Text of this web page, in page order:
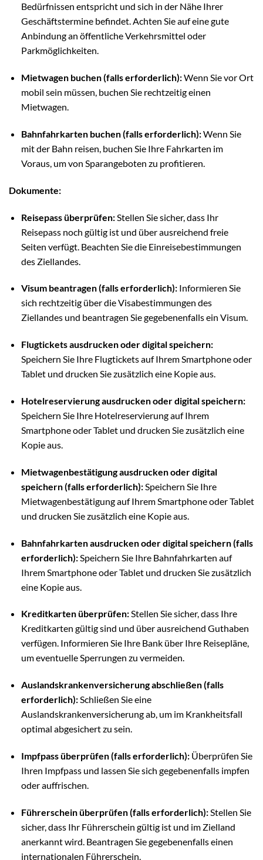
Bedürfnissen entspricht und sich in der Nähe Ihrer
Geschäftstermine befindet. Achten Sie auf eine gute
Anbindung an öffentliche Verkehrsmittel oder
Parkmöglichkeiten.
Mietwagen buchen (falls erforderlich):Wenn Sie vor Ort
mobil sein müssen, buchen Sie rechtzeitig einen
Mietwagen.
Bahnfahrkarten buchen (falls erforderlich):Wenn Sie
mit der Bahn reisen, buchen Sie Ihre Fahrkarten im
Voraus, um von Sparangeboten zu profitieren.
Dokumente:
Reisepass überprüfen:Stellen Sie sicher, dass Ihr
Reisepass noch gültig ist und über ausreichend freie
Seiten verfügt. Beachten Sie die Einreisebestimmungen
des Ziellandes.
Visum beantragen (falls erforderlich):Informieren Sie
sich rechtzeitig über die Visabestimmungen des
Ziellandes und beantragen Sie gegebenenfalls ein Visum.
Flugtickets ausdrucken oder digital speichern:
Speichern Sie Ihre Flugtickets auf Ihrem Smartphone oder
Tablet und drucken Sie zusätzlich eine Kopie aus.
Hotelreservierung ausdrucken oder digital speichern:
Speichern Sie Ihre Hotelreservierung auf Ihrem
Smartphone oder Tablet und drucken Sie zusätzlich eine
Kopie aus.
Mietwagenbestätigung ausdrucken oder digital
speichern (falls erforderlich):Speichern Sie Ihre
Mietwagenbestätigung auf Ihrem Smartphone oder Tablet
und drucken Sie zusätzlich eine Kopie aus.
Bahnfahrkarten ausdrucken oder digital speichern (falls
erforderlich):Speichern Sie Ihre Bahnfahrkarten auf
Ihrem Smartphone oder Tablet und drucken Sie zusätzlich
eine Kopie aus.
Kreditkarten überprüfen:Stellen Sie sicher, dass Ihre
Kreditkarten gültig sind und über ausreichend Guthaben
verfügen. Informieren Sie Ihre Bank über Ihre Reisepläne,
um eventuelle Sperrungen zu vermeiden.
Auslandskrankenversicherung abschließen (falls
erforderlich):Schließen Sie eine
Auslandskrankenversicherung ab, um im Krankheitsfall
optimal abgesichert zu sein.
Impfpass überprüfen (falls erforderlich):Überprüfen Sie
Ihren Impfpass und lassen Sie sich gegebenenfalls impfen
oder auffrischen.
Führerschein überprüfen (falls erforderlich):Stellen Sie
sicher, dass Ihr Führerschein gültig ist und im Zielland
anerkannt wird. Beantragen Sie gegebenenfalls einen
internationalen Führerschein.